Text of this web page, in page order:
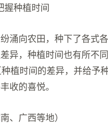
握种植时间
涌向农田，种下了各式各
异，种植时间也有所不
植时间的差异，并给予
收的喜悦。
、广西等地）